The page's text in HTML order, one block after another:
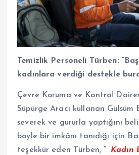
Temizlik Personeli Türben:
kadınlara verdiği destekle
Çevre Koruma ve Kontrol
Süpürge Aracı kullanan Gülsüm
severek ve gururla yaptığını
böyle bir imkânı tanıdığı için
teşekkür eden Türben,“ ‘Kadın